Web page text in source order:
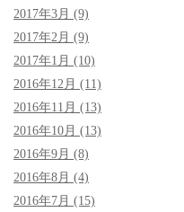
2017年3月 (9)
2017年2月 (9)
2017年1月 (10)
2016年12月 (11)
2016年11月 (13)
2016年10月 (13)
2016年9月 (8)
2016年8月 (4)
2016年7月 (15)